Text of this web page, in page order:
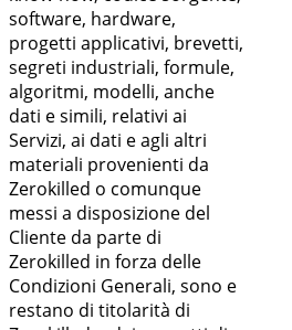
software, hardware,
progetti applicativi, brevetti,
segreti industriali, formule,
algoritmi, modelli, anche
dati e simili, relativi ai
Servizi, ai dati e agli altri
materiali provenienti da
Zerokilled o comunque
messi a disposizione del
Cliente da parte di
Zerokilled in forza delle
Condizioni Generali, sono e
restano di titolarità di